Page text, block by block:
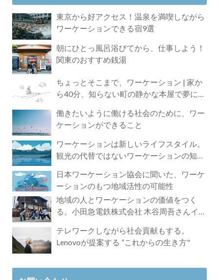
東京から好アクセス！温泉を満喫しながら
ワーケーションできる宿9選
朝にひとっ風呂浴びてから、仕事しよう！
関東のおすすめ銭湯
ちょっとそこまで、ワーケーション | 家か
ら40分、知らない町の静かな本屋で夢に近
働きたいように働ける社会のために、ワー
ケーションができること
ワーケーションは新しいライフスタイル。
観光の代替ではないワーケーションの知ら
日本ワーケーション協会に聞いた、ワーケ
ーションのもつ地域活性の可能性
地域の人とワーケーションの価値をつく
る。小田急電鉄株式会社 木谷周吾さんイン
テレワークしながら社会貢献もする。
Lenovoが提案する ”これからの生き方"